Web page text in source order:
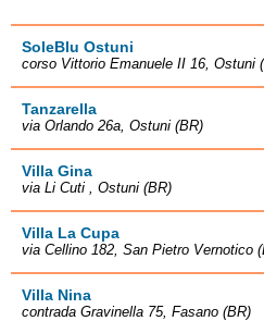
SoleBlu Ostuni
corso Vittorio Emanuele II 16, Ostuni
Tanzarella
via Orlando 26a, Ostuni (BR)
Villa Gina
via Li Cuti , Ostuni (BR)
Villa La Cupa
via Cellino 182, San Pietro Vernotico
Villa Nina
contrada Gravinella 75, Fasano (BR)